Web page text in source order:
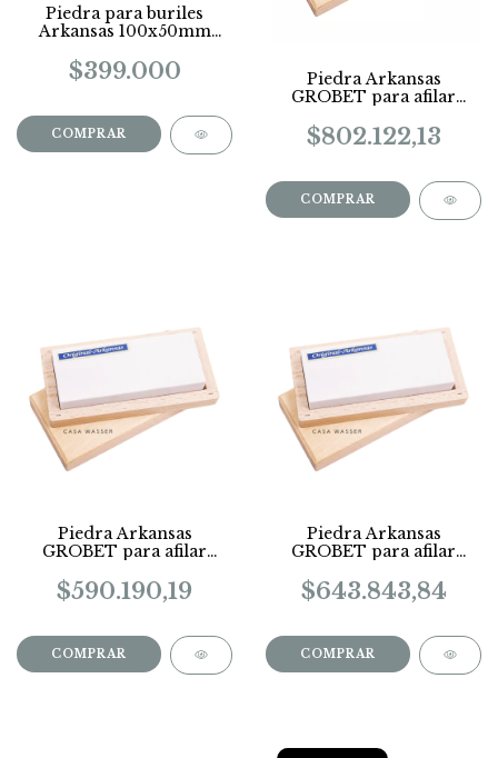
Piedra para buriles
Arkansas 100x50mm
$399.000
Piedra Arkansas
GROBET para afilar
COD.10554
$802.122,13
Piedra Arkansas
GROBET para afilar
COD.10552
$590.190,19
Piedra Arkansas
GROBET para afilar
COD.10548
$643.843,84